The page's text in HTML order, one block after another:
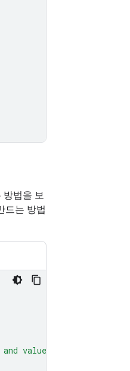
방법을 보
드는 방법
values."